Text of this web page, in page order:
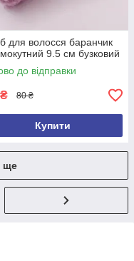
для волосся баранчик
9.5 см бузковий
до відправки
₴ 80 ₴
Купити
ще